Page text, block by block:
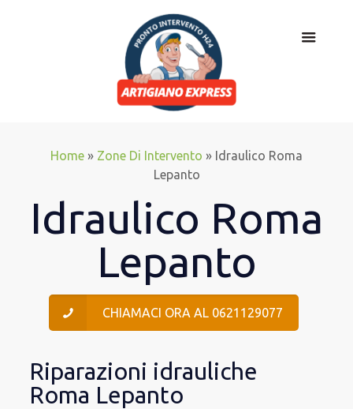
Home » Zone Di Intervento » Idraulico Roma
Lepanto
Idraulico Roma
Lepanto
CHIAMACI ORA AL 0621129077
Riparazioni idrauliche
Roma Lepanto